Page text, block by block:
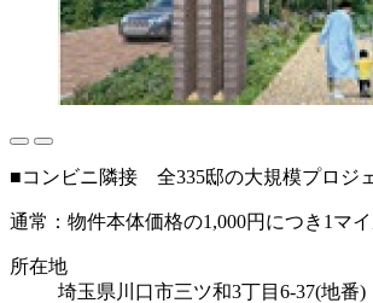
■コンビニ隣接 全335邸の大規模プロジ
通常：物件本体価格の1,000円につき1マ
所在地
埼玉県川口市三ツ和3丁目6-37(地番)